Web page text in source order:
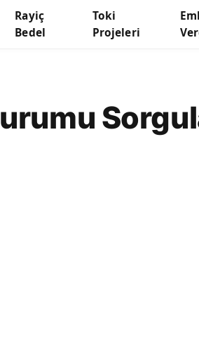
Rayiç
Bedel
Toki
Projeleri